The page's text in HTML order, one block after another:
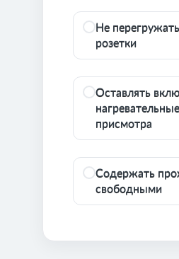
Не
розетки
Оставлять
присмотра
Содержать
свободными